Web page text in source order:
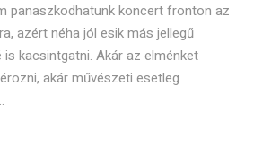
panaszkodhatunk koncert fronton az
azért néha jól esik más jellegű
kacsintgatni. Akár az elménket
akár művészeti esetleg